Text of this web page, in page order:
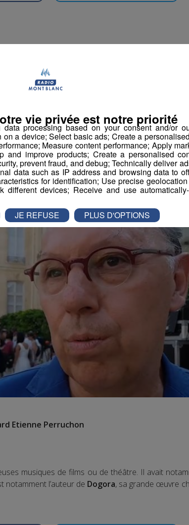
décès
Etienne
David Gaydon-14 mai 2019 à 17h37
Etienne Perruchon
musiques de films ou de théâtre. Il avait
notamment l’auteur de Dogora, sa grande œuvre
processing based on your consent and/or
a device; Select basic ads; Create a
Measure content performance; Apply
and improve products; Create a personalised
prevent fraud, and debug; Technically deliver
data such as IP address and browsing data to
for identification; Use precise
different devices; Receive and use
vie privée est notre priorité
JE REFUSE PLUS D'OPTIONS